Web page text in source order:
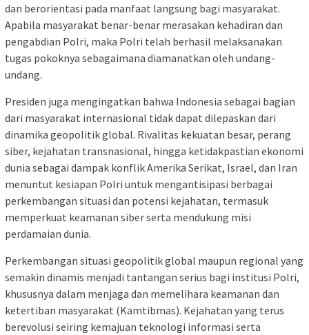
dan berorientasi pada manfaat langsung bagi masyarakat.
Apabila masyarakat benar-benar merasakan kehadiran dan
pengabdian Polri, maka Polri telah berhasil melaksanakan
tugas pokoknya sebagaimana diamanatkan oleh undang-
undang.
Presiden juga mengingatkan bahwa Indonesia sebagai bagian
dari masyarakat internasional tidak dapat dilepaskan dari
dinamika geopolitik global. Rivalitas kekuatan besar, perang
siber, kejahatan transnasional, hingga ketidakpastian ekonomi
dunia sebagai dampak konflik Amerika Serikat, Israel, dan Iran
menuntut kesiapan Polri untuk mengantisipasi berbagai
perkembangan situasi dan potensi kejahatan, termasuk
memperkuat keamanan siber serta mendukung misi
perdamaian dunia.
Perkembangan situasi geopolitik global maupun regional yang
semakin dinamis menjadi tantangan serius bagi institusi Polri,
khususnya dalam menjaga dan memelihara keamanan dan
ketertiban masyarakat (Kamtibmas). Kejahatan yang terus
berevolusi seiring kemajuan teknologi informasi serta